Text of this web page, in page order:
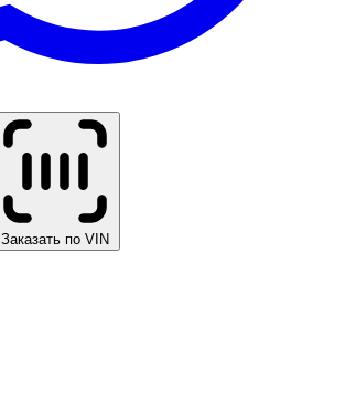
Заказать по VIN